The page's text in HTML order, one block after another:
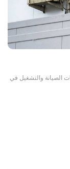
الصيانة والتشغيل في